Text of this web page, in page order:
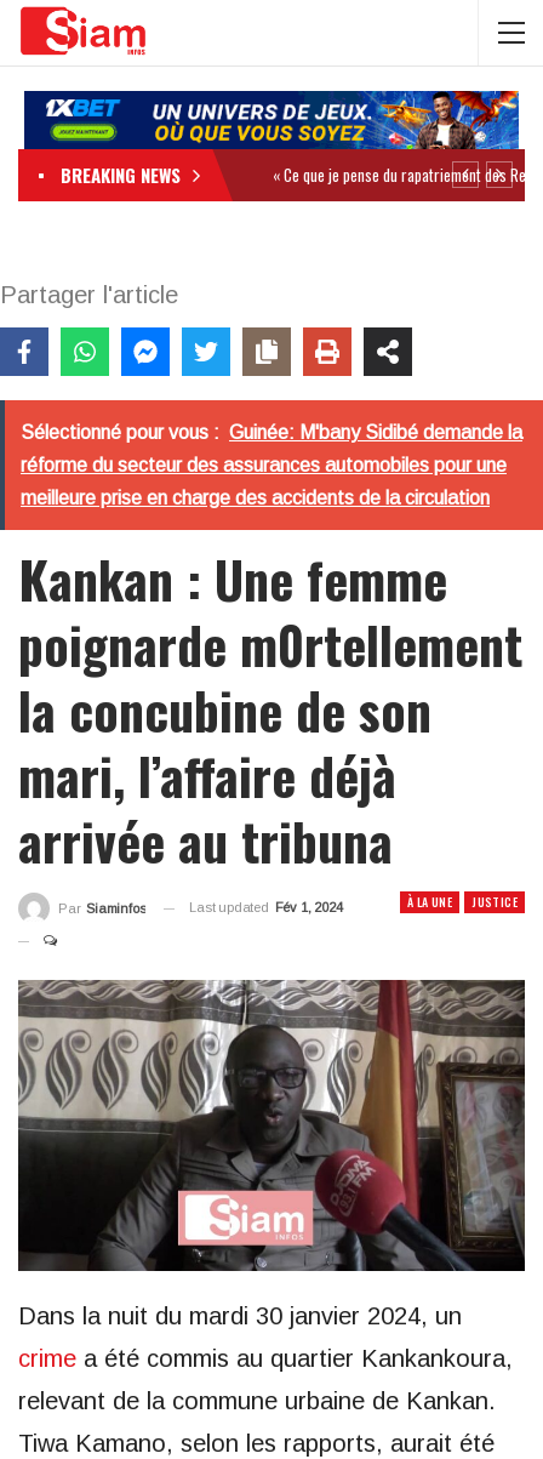
BREAKING NEWS
Partager l'article
Sélectionné pour vous : Guinée: M'bany Sidibé demande la
réforme du secteur des assurances automobiles pour une
meilleure prise en charge des accidents de la circulation
Kankan : Une femme
poignarde m0rtellement
la concubine de son
mari, l’affaire déjà
arrivée au tribuna
À LA UNE JUSTICE
Par Siaminfos Last updated Fév 1, 2024
Dans la nuit du mardi 30 janvier 2024, un
crime a été commis au quartier Kankankoura,
relevant de la commune urbaine de Kankan.
Tiwa Kamano, selon les rapports, aurait été